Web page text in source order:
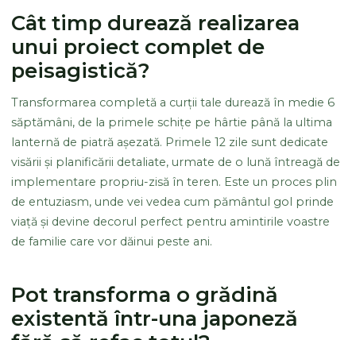
Cât timp durează realizarea
unui proiect complet de
peisagistică?
Transformarea completă a curții tale durează în medie 6
săptămâni, de la primele schițe pe hârtie până la ultima
lanternă de piatră așezată. Primele 12 zile sunt dedicate
visării și planificării detaliate, urmate de o lună întreagă de
implementare propriu-zisă în teren. Este un proces plin
de entuziasm, unde vei vedea cum pământul gol prinde
viață și devine decorul perfect pentru amintirile voastre
de familie care vor dăinui peste ani.
Pot transforma o grădină
existentă într-una japoneză